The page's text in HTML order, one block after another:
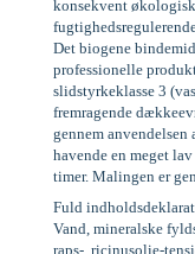
konsekvent
Det biogene
professionelle
slidstyrkeklasse 3
fremragende
gennem
havende en meget
timer. Malingen er
Fuld
Vand, mineralske
raps-, ricinusolie-